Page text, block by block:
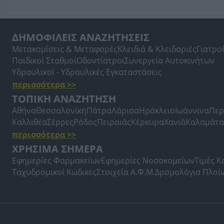
ΔΗΜΟΦΙΛΕΙΣ ΑΝΑΖΗΤΗΣΕΙΣ
Μετακομίσεις & ΜεταφορέςΚλειδιά & ΚλειδαριέςΓιατροί
Παιδικοί ΣταθμοίΟδοντίατροιΣυνεργεία Αυτοκινήτων
Υδραυλικοί - Υδραυλικές Εγκαταστάσεις
περισσότερα >>
ΤΟΠΙΚΗ ΑΝΑΖΗΤΗΣΗ
ΑθήναΘεσσαλονίκηΠάτραΛάρισαΗράκλειοΙωάννινα
ΚαλλιθέαΣέρρεςΡόδοςΠειραιάςΚέρκυραΧανιάΚαλαμάτα
περισσότερα >>
ΧΡΗΣΙΜΑ ΣΗΜΕΡΑ
Εφημερίες ΦαρμακείωνΕφημερίες ΝοσοκομείωνΤιμές
Ταχυδρομικοί ΚώδικεςΣτοιχεία Α.Φ.Μ.Δρομολόγια